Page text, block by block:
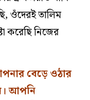
ওঁদেরই তালিম
করেছি নিজের
বেড়ে ওঠার
আপনি